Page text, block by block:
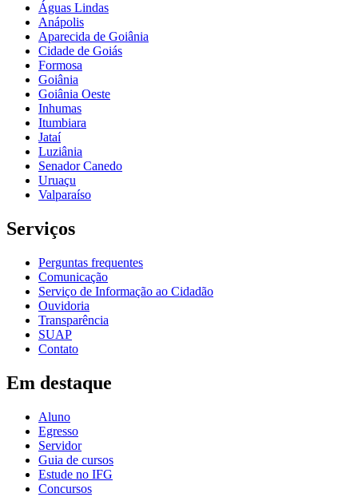
Águas Lindas
Anápolis
Aparecida de Goiânia
Cidade de Goiás
Formosa
Goiânia
Goiânia Oeste
Inhumas
Itumbiara
Jataí
Luziânia
Senador Canedo
Uruaçu
Valparaíso
Serviços
Perguntas frequentes
Comunicação
Serviço de Informação ao Cidadão
Ouvidoria
Transparência
SUAP
Contato
Em destaque
Aluno
Egresso
Servidor
Guia de cursos
Estude no IFG
Concursos